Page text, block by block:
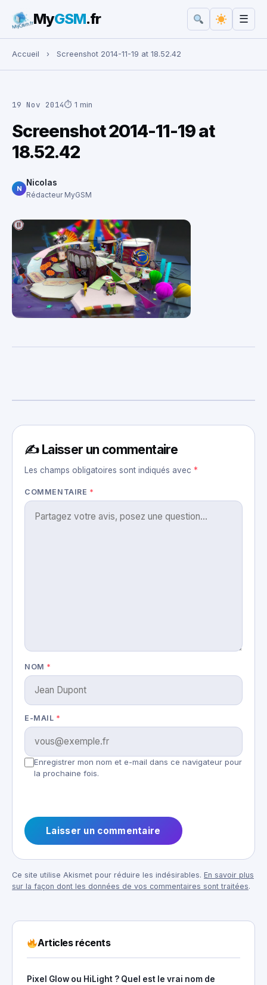
Rechercher :
MyGSM.fr ☰
Accueil › Screenshot 2014-11-19 at 18.52.42
19 Nov 2014⏱ 1 min
Screenshot 2014-11-19 at
18.52.42
N
Nicolas
Rédacteur MyGSM
✍️ Laisser un commentaire
Les champs obligatoires sont indiqués avec *
COMMENTAIRE *
NOM *
E-MAIL *
Enregistrer mon nom et e-mail dans ce navigateur pour
la prochaine fois.
Ce site utilise Akismet pour réduire les indésirables. En savoir plus
sur la façon dont les données de vos commentaires sont traitées.
Articles récents
Pixel Glow ou HiLight ? Quel est le vrai nom de